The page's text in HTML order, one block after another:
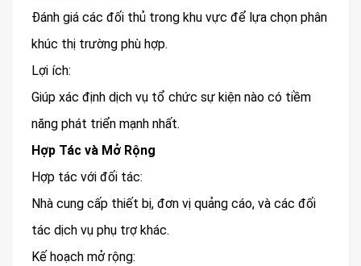
Đánh giá các đối thủ trong khu vực để lựa chọn phân
khúc thị trường phù hợp.
Lợi ích:
Giúp xác định dịch vụ tổ chức sự kiện nào có tiềm
năng phát triển mạnh nhất.
Hợp Tác và Mở Rộng
Hợp tác với đối tác:
Nhà cung cấp thiết bị, đơn vị quảng cáo, và các đối
tác dịch vụ phụ trợ khác.
Kế hoạch mở rộng: